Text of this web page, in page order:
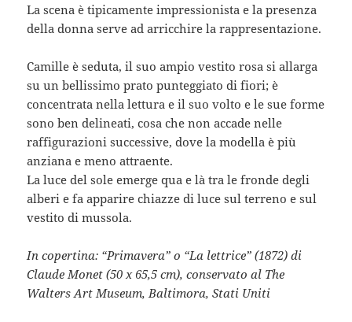
La scena è tipicamente impressionista e la presenza
della donna serve ad arricchire la rappresentazione.
Camille è seduta, il suo ampio vestito rosa si allarga
su un bellissimo prato punteggiato di fiori; è
concentrata nella lettura e il suo volto e le sue forme
sono ben delineati, cosa che non accade nelle
raffigurazioni successive, dove la modella è più
anziana e meno attraente.
La luce del sole emerge qua e là tra le fronde degli
alberi e fa apparire chiazze di luce sul terreno e sul
vestito di mussola.
In copertina: “Primavera” o “La lettrice” (1872) di
Claude Monet (50 x 65,5 cm), conservato al The
Walters Art Museum, Baltimora, Stati Uniti